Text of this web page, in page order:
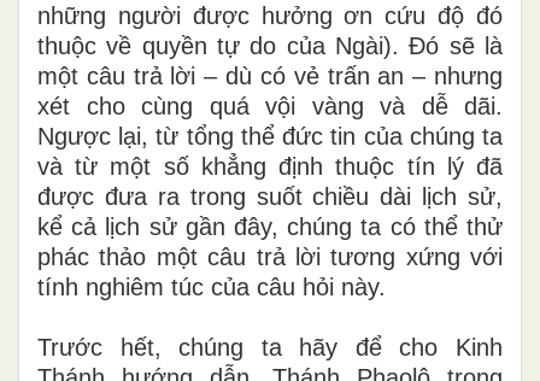
những người được hưởng ơn cứu độ đó
thuộc về quyền tự do của Ngài). Đó sẽ là
một câu trả lời – dù có vẻ trấn an – nhưng
xét cho cùng quá vội vàng và dễ dãi.
Ngược lại, từ tổng thể đức tin của chúng ta
và từ một số khẳng định thuộc tín lý đã
được đưa ra trong suốt chiều dài lịch sử,
kể cả lịch sử gần đây, chúng ta có thể thử
phác thảo một câu trả lời tương xứng với
tính nghiêm túc của câu hỏi này.
Trước hết, chúng ta hãy để cho Kinh